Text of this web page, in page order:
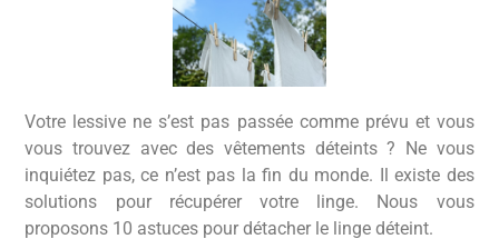
Votre lessive ne s’est pas passée comme prévu et vous
vous trouvez avec des vêtements déteints ? Ne vous
inquiétez pas, ce n’est pas la fin du monde. Il existe des
solutions pour récupérer votre linge. Nous vous
proposons 10 astuces pour détacher le linge déteint.